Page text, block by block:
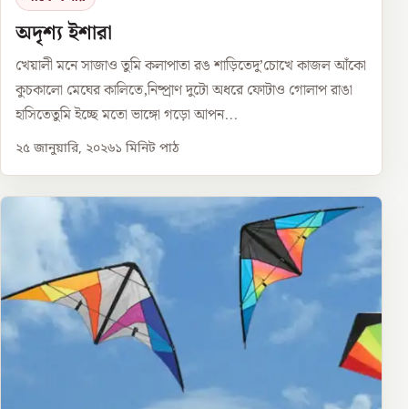
অদৃশ্য ইশারা
খেয়ালী মনে সাজাও তুমি কলাপাতা রঙ শাড়িতেদু’চোখে কাজল আঁকো
কুচকালো মেঘের কালিতে,নিষ্প্রাণ দুটো অধরে ফোটাও গোলাপ রাঙা
হাসিতেতুমি ইচ্ছে মতো ভাঙ্গো গড়ো আপন...
২৫ জানুয়ারি, ২০২৬১ মিনিট পাঠ